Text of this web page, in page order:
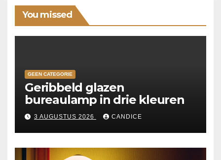
You missed
GEEN CATEGORIE
Geribbeld glazen
bureaulamp in drie kleuren
3 AUGUSTUS 2026 CANDICE